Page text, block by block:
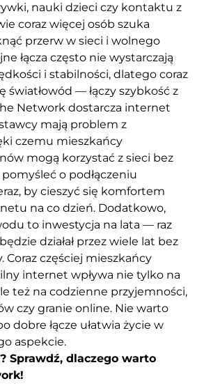
nauki dzieci czy kontaktu z
coraz więcej osób szuka
przerw w sieci i wolnego
łącza często nie wystarczają
i stabilności, dlatego coraz
światłowód — łączy szybkość z
Network dostarcza internet
mają problem z
czemu mieszkańcy
mogą korzystać z sieci bez
o podłączeniu
by cieszyć się komfortem
na co dzień. Dodatkowo,
to inwestycja na lata — raz
działał przez wiele lat bez
Coraz częściej mieszkańcy
internet wpływa nie tylko na
też na codzienne przyjemności,
czy granie online. Nie warto
dobre łącze ułatwia życie w
aspekcie.
Sprawdź, dlaczego warto